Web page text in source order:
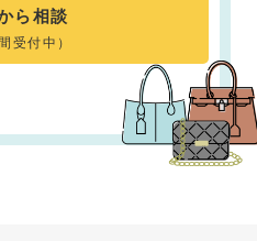
ら相談
受付中）